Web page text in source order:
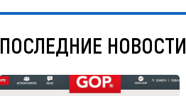
ПОСЛЕДНИЕ НОВОСТИ